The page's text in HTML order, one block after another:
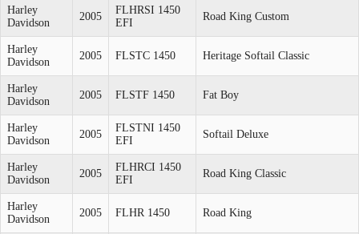
Harley
Davidson
2005
FLHRSI 1450
EFI
Road King Custom
Harley
Davidson
2005 FLSTC 1450 Heritage Softail Classic
Harley
Davidson
2005 FLSTF 1450 Fat Boy
Harley
Davidson
2005
FLSTNI 1450
EFI
Softail Deluxe
Harley
Davidson
2005
FLHRCI 1450
EFI
Road King Classic
Harley
Davidson
2005 FLHR 1450 Road King